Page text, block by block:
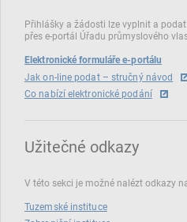
Přihlášky a žádosti lze vyplnit a
přes e‑portál Úřadu průmyslového
Elektronické formuláře e-portálu
Jak on-line podat – stručný návod
Co nabízí elektronické podání
Užitečné odkazy
V této sekci je možné nalézt odkazy
Tuzemské instituce